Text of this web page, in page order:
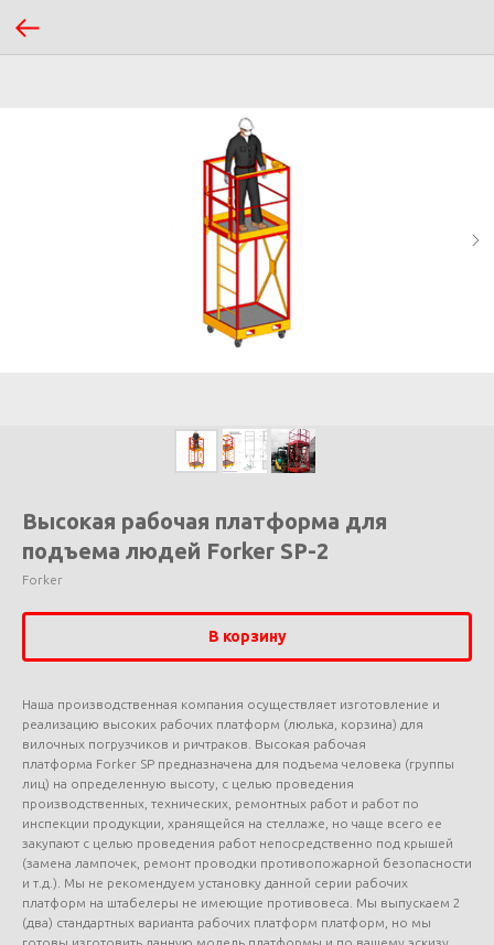
Высокая рабочая платформа для
подъема людей Forker SP-2
Forker
В корзину
Наша производственная компания осуществляет изготовление и
реализацию высоких рабочих платформ (люлька, корзина) для
вилочных погрузчиков и ричтраков. Высокая рабочая
платформа Forker SP предназначена для подъема человека (группы
лиц) на определенную высоту, с целью проведения
производственных, технических, ремонтных работ и работ по
инспекции продукции, хранящейся на стеллаже, но чаще всего ее
закупают с целью проведения работ непосредственно под крышей
(замена лампочек, ремонт проводки противопожарной безопасности
и т.д.). Мы не рекомендуем установку данной серии рабочих
платформ на штабелеры не имеющие противовеса. Мы выпускаем 2
(два) стандартных варианта рабочих платформ платформ, но мы